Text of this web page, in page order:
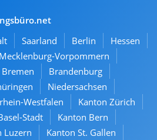
Saarland Berlin
Hessen
Mecklenburg-Vorpommern
Bremen
Brandenburg
Niedersachsen
Westfalen
Kanton Zürich
Stadt
Kanton Bern
Luzern
Kanton St. Gallen